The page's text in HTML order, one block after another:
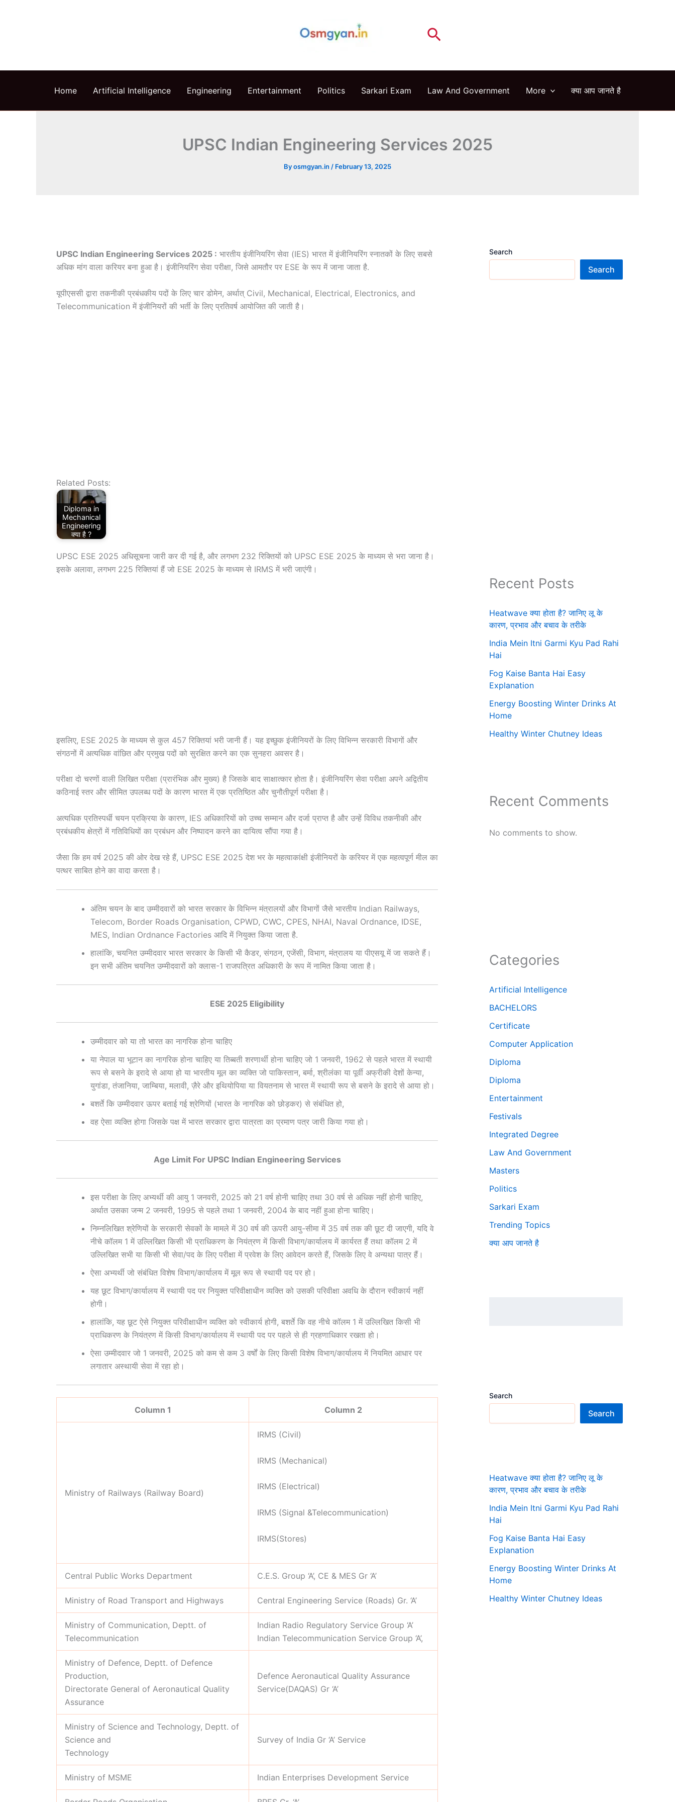
Search
Home Artificial Intelligence Engineering Entertainment Politics Sarkari Exam Law And Government More क्या आप जानते है
UPSC Indian Engineering Services 2025
Byosmgyan.in / February 13, 2025
UPSC Indian Engineering Services 2025 : भारतीय इंजीनियरिंग सेवा (IES) भारत में इंजीनियरिंग स्नातकों के लिए सबसे
अधिक मांग वाला करियर बना हुआ है। इंजीनियरिंग सेवा परीक्षा, जिसे आमतौर पर ESE के रूप में जाना जाता है.
यूपीएससी द्वारा तकनीकी प्रबंधकीय पदों के लिए चार डोमेन, अर्थात् Civil, Mechanical, Electrical, Electronics, and
Telecommunication में इंजीनियरों की भर्ती के लिए प्रतिवर्ष आयोजित की जाती है।
Related Posts:
Diploma in
Mechanical
Engineering
क्या है ?
UPSC ESE 2025 अधिसूचना जारी कर दी गई है, और लगभग 232 रिक्तियों को UPSC ESE 2025 के माध्यम से भरा जाना है।
इसके अलावा, लगभग 225 रिक्तियां हैं जो ESE 2025 के माध्यम से IRMS में भरी जाएंगी।
इसलिए, ESE 2025 के माध्यम से कुल 457 रिक्तियां भरी जानी हैं। यह इच्छुक इंजीनियरों के लिए विभिन्न सरकारी विभागों और
संगठनों में अत्यधिक वांछित और प्रमुख पदों को सुरक्षित करने का एक सुनहरा अवसर है।
परीक्षा दो चरणों वाली लिखित परीक्षा (प्रारंभिक और मुख्य) है जिसके बाद साक्षात्कार होता है। इंजीनियरिंग सेवा परीक्षा अपने अद्वितीय
कठिनाई स्तर और सीमित उपलब्ध पदों के कारण भारत में एक प्रतिष्ठित और चुनौतीपूर्ण परीक्षा है।
अत्यधिक प्रतिस्पर्धी चयन प्रक्रिया के कारण, IES अधिकारियों को उच्च सम्मान और दर्जा प्राप्त है और उन्हें विविध तकनीकी और
प्रबंधकीय क्षेत्रों में गतिविधियों का प्रबंधन और निष्पादन करने का दायित्व सौंपा गया है।
जैसा कि हम वर्ष 2025 की ओर देख रहे हैं, UPSC ESE 2025 देश भर के महत्वाकांक्षी इंजीनियरों के करियर में एक महत्वपूर्ण मील का
पत्थर साबित होने का वादा करता है।
अंतिम चयन के बाद उम्मीदवारों को भारत सरकार के विभिन्न मंत्रालयों और विभागों जैसे भारतीय Indian Railways,
Telecom, Border Roads Organisation, CPWD, CWC, CPES, NHAI, Naval Ordnance, IDSE,
MES, Indian Ordnance Factories आदि में नियुक्त किया जाता है.
हालांकि, चयनित उम्मीदवार भारत सरकार के किसी भी कैडर, संगठन, एजेंसी, विभाग, मंत्रालय या पीएसयू में जा सकते हैं।
इन सभी अंतिम चयनित उम्मीदवारों को क्लास-1 राजपत्रित अधिकारी के रूप में नामित किया जाता है।
ESE 2025 Eligibility
उम्मीदवार को या तो भारत का नागरिक होना चाहिए
या नेपाल या भूटान का नागरिक होना चाहिए या तिब्बती शरणार्थी होना चाहिए जो 1 जनवरी, 1962 से पहले भारत में स्थायी
रूप से बसने के इरादे से आया हो या भारतीय मूल का व्यक्ति जो पाकिस्तान, बर्मा, श्रीलंका या पूर्वी अफ्रीकी देशों केन्या,
युगांडा, तंजानिया, जाम्बिया, मलावी, ज़ैरे और इथियोपिया या वियतनाम से भारत में स्थायी रूप से बसने के इरादे से आया हो।
बशर्ते कि उम्मीदवार ऊपर बताई गई श्रेणियों (भारत के नागरिक को छोड़कर) से संबंधित हो,
वह ऐसा व्यक्ति होगा जिसके पक्ष में भारत सरकार द्वारा पात्रता का प्रमाण पत्र जारी किया गया हो।
Age Limit For UPSC Indian Engineering Services
इस परीक्षा के लिए अभ्यर्थी की आयु 1 जनवरी, 2025 को 21 वर्ष होनी चाहिए तथा 30 वर्ष से अधिक नहीं होनी चाहिए,
अर्थात उसका जन्म 2 जनवरी, 1995 से पहले तथा 1 जनवरी, 2004 के बाद नहीं हुआ होना चाहिए।
निम्नलिखित श्रेणियों के सरकारी सेवकों के मामले में 30 वर्ष की ऊपरी आयु-सीमा में 35 वर्ष तक की छूट दी जाएगी, यदि वे
नीचे कॉलम 1 में उल्लिखित किसी भी प्राधिकरण के नियंत्रण में किसी विभाग/कार्यालय में कार्यरत हैं तथा कॉलम 2 में
उल्लिखित सभी या किसी भी सेवा/पद के लिए परीक्षा में प्रवेश के लिए आवेदन करते हैं, जिसके लिए वे अन्यथा पात्र हैं।
ऐसा अभ्यर्थी जो संबंधित विशेष विभाग/कार्यालय में मूल रूप से स्थायी पद पर हो।
यह छूट विभाग/कार्यालय में स्थायी पद पर नियुक्त परिवीक्षाधीन व्यक्ति को उसकी परिवीक्षा अवधि के दौरान स्वीकार्य नहीं
होगी।
हालांकि, यह छूट ऐसे नियुक्त परिवीक्षाधीन व्यक्ति को स्वीकार्य होगी, बशर्ते कि वह नीचे कॉलम 1 में उल्लिखित किसी भी
प्राधिकरण के नियंत्रण में किसी विभाग/कार्यालय में स्थायी पद पर पहले से ही ग्रहणाधिकार रखता हो।
ऐसा उम्मीदवार जो 1 जनवरी, 2025 को कम से कम 3 वर्षों के लिए किसी विशेष विभाग/कार्यालय में नियमित आधार पर
लगातार अस्थायी सेवा में रहा हो।
Column 1 Column 2
Ministry of Railways (Railway Board)
IRMS (Civil)
IRMS (Mechanical)
IRMS (Electrical)
IRMS (Signal &Telecommunication)
IRMS(Stores)
Central Public Works Department C.E.S. Group ‘A’, CE & MES Gr ‘A’
Ministry of Road Transport and Highways Central Engineering Service (Roads) Gr. ‘A’
Ministry of Communication, Deptt. of
Telecommunication
Indian Radio Regulatory Service Group ‘A’
Indian Telecommunication Service Group ‘A’,
Ministry of Defence, Deptt. of Defence
Production,
Directorate General of Aeronautical Quality
Assurance
Defence Aeronautical Quality Assurance
Service(DAQAS) Gr ‘A’
Ministry of Science and Technology, Deptt. of
Science and
Technology
Survey of India Gr ‘A’ Service
Ministry of MSME Indian Enterprises Development Service
Search
Search
Recent Posts
Heatwave क्या होता है? जानिए लू के
कारण, प्रभाव और बचाव के तरीके
India Mein Itni Garmi Kyu Pad Rahi
Hai
Fog Kaise Banta Hai Easy
Explanation
Energy Boosting Winter Drinks At
Home
Healthy Winter Chutney Ideas
Recent Comments
No comments to show.
Categories
Artificial Intelligence
BACHELORS
Certificate
Computer Application
Diploma
Diploma
Entertainment
Festivals
Integrated Degree
Law And Government
Masters
Politics
Sarkari Exam
Trending Topics
क्या आप जानते है
Search
Search
Heatwave क्या होता है? जानिए लू के
कारण, प्रभाव और बचाव के तरीके
India Mein Itni Garmi Kyu Pad Rahi
Hai
Fog Kaise Banta Hai Easy
Explanation
Energy Boosting Winter Drinks At
Home
Healthy Winter Chutney Ideas